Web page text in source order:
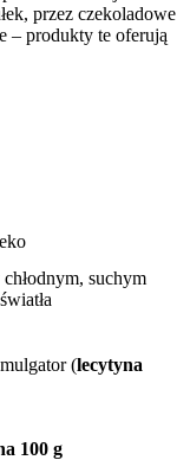
przez czekoladowe
– produkty te oferują
suchym
(lecytyna
100 g